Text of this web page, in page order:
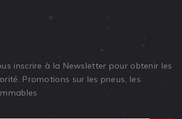
inscrire à la Newsletter pour obtenir les
Promotions sur les pneus, les